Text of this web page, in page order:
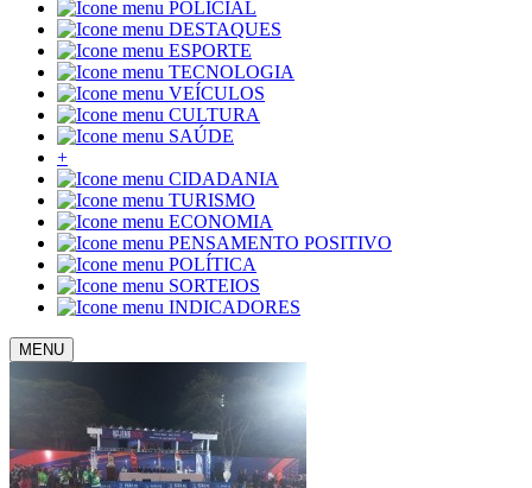
POLICIAL
DESTAQUES
ESPORTE
TECNOLOGIA
VEÍCULOS
CULTURA
SAÚDE
+
CIDADANIA
TURISMO
ECONOMIA
PENSAMENTO POSITIVO
POLÍTICA
SORTEIOS
INDICADORES
MENU